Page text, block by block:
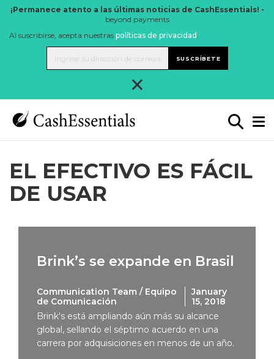
¡Permanece atento a las últimas noticias de CashEssentials! -
beyond payments
Al suscribirse, acepta nuestras políticas de privacidad .
SUSCRÍBETE
×
EL EFECTIVO ES FÁCIL
DE USAR
Brink’s se expande en Brasil
Communication Team / Equipo
de Comunicación
January
15, 2018
Brink's está ampliando aún más su alcance
global, sellando el séptimo acuerdo en una
carrera por adquisiciones en menos de un año.